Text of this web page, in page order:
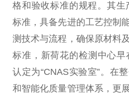
格和验收标准的规程。其生
标准，具备先进的工艺控制
测技术与流程，确保原材料
标准，新荷花的检测中心早
认定为“CNAS实验室”。在
和智能化质量管理体系，更